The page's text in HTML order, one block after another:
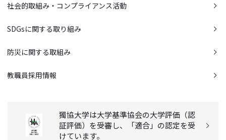
社会的取組み・コンプライアンス活動
SDGsに関する取り組み
防災に関する取組み
教職員採用情報
獨協大学は大学基準協会の大学評価（認
証評価）を受審し、「適合」の認定を受
けています。